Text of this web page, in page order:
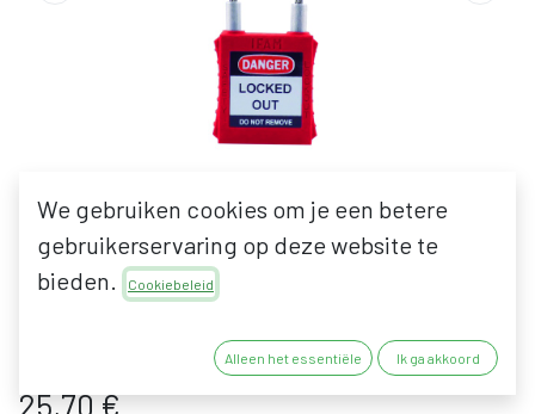
IFAM LOTO SF40 SUPPORT
25,70€
We gebruiken cookies om je een betere
gebruikerservaring op deze website te
bieden.
Cookiebeleid
Alleen het essentiële Ik ga akkoord